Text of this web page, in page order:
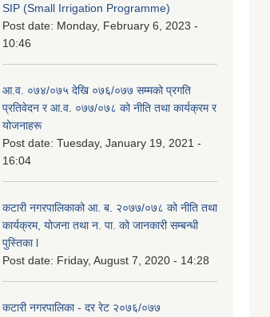
SIP (Small Irrigation Programme)
Post date: Monday, February 6, 2023 -
10:46
आ.व. ०७४/०७५ देखि ०७६/०७७ सम्मको प्रगति
प्रतिवेदन र आ.व. ०७७/०७८ को नीति तथा कार्यक्रम र
योजनाहरू
Post date: Tuesday, January 19, 2021 -
16:04
कटारी नगरपालिकाको आ. ब. २०७७/०७८ को नीति तथा
कार्यक्रम, योजना तथा न. पा. को जानकारी सम्बन्धी
पुस्तिका l
Post date: Friday, August 7, 2020 - 14:28
कटारी नगरपालिका - दर रेट २०७६/०७७